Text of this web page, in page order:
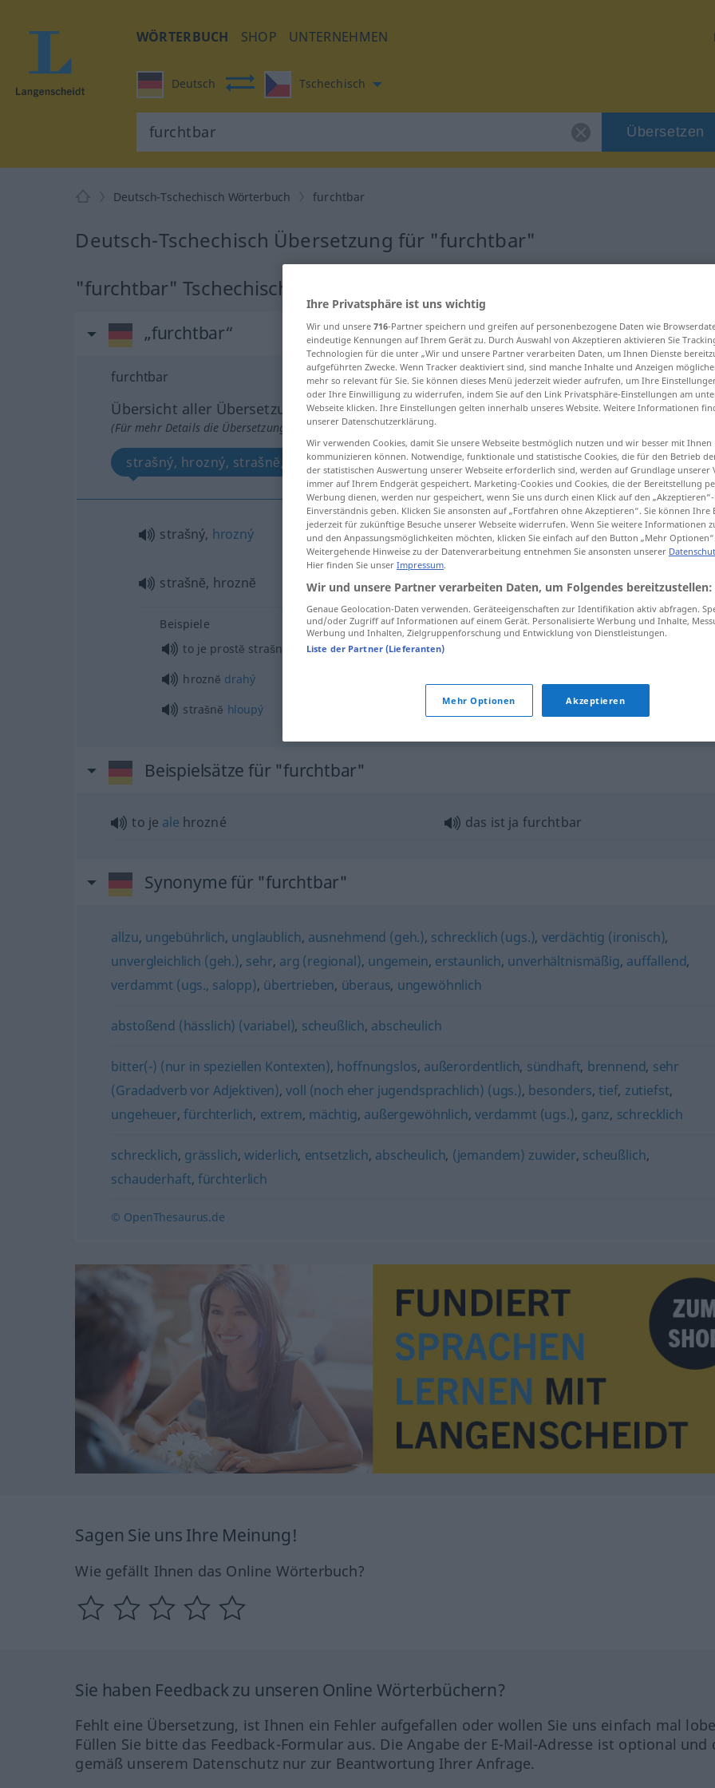
WÖRTERBUCH SHOP UNTERNEHMEN
Deutsch Tschechisch
Übersetzen
Deutsch-Tschechisch Wörterbuch furchtbar
Deutsch-Tschechisch Übersetzung für "furchtbar"
"furchtbar" Tschechisch Übersetzung
„furchtbar“
furchtbar
Übersicht aller Übersetzungen
(Für mehr Details die Übersetzung anklicken/antippen)
strašný, hrozný, strašnĕ, hroznĕ
strašný, hrozný furchtbar schrecklich
strašnĕ, hroznĕ furchtbar sehr UMG
Beispiele
to je prostĕ strašné
hroznĕ drahý
strašnĕ hloupý furchtbar dumm UMG
Beispielsätze für "furchtbar"
to je ale hrozné das ist ja furchtbar
Synonyme für "furchtbar"
allzu, ungebührlich, unglaublich, ausnehmend (geh.), schrecklich (ugs.), verdächtig (ironisch),
unvergleichlich (geh.), sehr, arg (regional), ungemein, erstaunlich, unverhältnismäßig, auffallend,
verdammt (ugs., salopp), übertrieben, überaus, ungewöhnlich
abstoßend (hässlich) (variabel), scheußlich, abscheulich
bitter(-) (nur in speziellen Kontexten), hoffnungslos, außerordentlich, sündhaft, brennend, sehr
(Gradadverb vor Adjektiven),voll (noch eher jugendsprachlich) (ugs.), besonders,tief, zutiefst,
ungeheuer,fürchterlich, extrem, mächtig, außergewöhnlich,verdammt (ugs.), ganz, schrecklich
schrecklich, grässlich, widerlich, entsetzlich, abscheulich, (jemandem) zuwider, scheußlich,
schauderhaft, fürchterlich
© OpenThesaurus.de
Sagen Sie uns Ihre Meinung!
Wie gefällt Ihnen das Online Wörterbuch?
Sie haben Feedback zu unseren Online Wörterbüchern?
Fehlt eine Übersetzung, ist Ihnen ein Fehler aufgefallen oder wollen Sie uns einfach mal
Füllen Sie bitte das Feedback-Formular aus. Die Angabe der E-Mail-Adresse ist optional und
gemäß unserem Datenschutz nur zur Beantwortung Ihrer Anfrage.
Ihre Privatsphäre ist uns wichtig
Wir und unsere 716-Partner speichern und greifen auf personenbezogene Daten wie
eindeutige Kennungen auf Ihrem Gerät zu. Durch Auswahl von Akzeptieren aktivieren Sie
Technologien für die unter „Wir und unsere Partner verarbeiten Daten, um Ihnen Dienste
aufgeführten Zwecke. Wenn Tracker deaktiviert sind, sind manche Inhalte und Anzeigen
mehr so relevant für Sie. Sie können dieses Menü jederzeit wieder aufrufen, um Ihre
oder Ihre Einwilligung zu widerrufen, indem Sie auf den Link Privatsphäre-Einstellungen am
Webseite klicken. Ihre Einstellungen gelten innerhalb unseres Website. Weitere Informationen
unserer Datenschutzerklärung.
Wir verwenden Cookies, damit Sie unsere Webseite bestmöglich nutzen und wir besser mit Ihnen
kommunizieren können. Notwendige, funktionale und statistische Cookies, die für den Betrieb
der statistischen Auswertung unserer Webseite erforderlich sind, werden auf Grundlage unserer
immer auf Ihrem Endgerät gespeichert. Marketing-Cookies und Cookies, die der Bereitstellung
Werbung dienen, werden nur gespeichert, wenn Sie uns durch einen Klick auf den
Einverständnis geben. Klicken Sie ansonsten auf „Fortfahren ohne Akzeptieren“. Sie können Ihre
jederzeit für zukünftige Besuche unserer Webseite widerrufen. Wenn Sie weitere Informationen
und den Anpassungsmöglichkeiten möchten, klicken Sie einfach auf den Button „Mehr Optionen“.
Weitergehende Hinweise zu der Datenverarbeitung entnehmen Sie ansonsten unserer
Hier finden Sie unser Impressum.
Wir und unsere Partner verarbeiten Daten, um Folgendes bereitzustellen:
Genaue Geolocation-Daten verwenden. Geräteeigenschaften zur Identifikation aktiv abfragen.
und/oder Zugriff auf Informationen auf einem Gerät. Personalisierte Werbung und Inhalte,
Werbung und Inhalten, Zielgruppenforschung und Entwicklung von Dienstleistungen.
Liste der Partner (Lieferanten)
Mehr Optionen Akzeptieren